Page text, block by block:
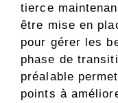
tierce
être mise en
pour gérer les
phase de
préalable
points à